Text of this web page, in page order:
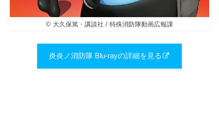
© 大久保篤・講談社 / 特殊消防隊動画広報課
炎炎ノ消防隊 Blu-rayの詳細を見る